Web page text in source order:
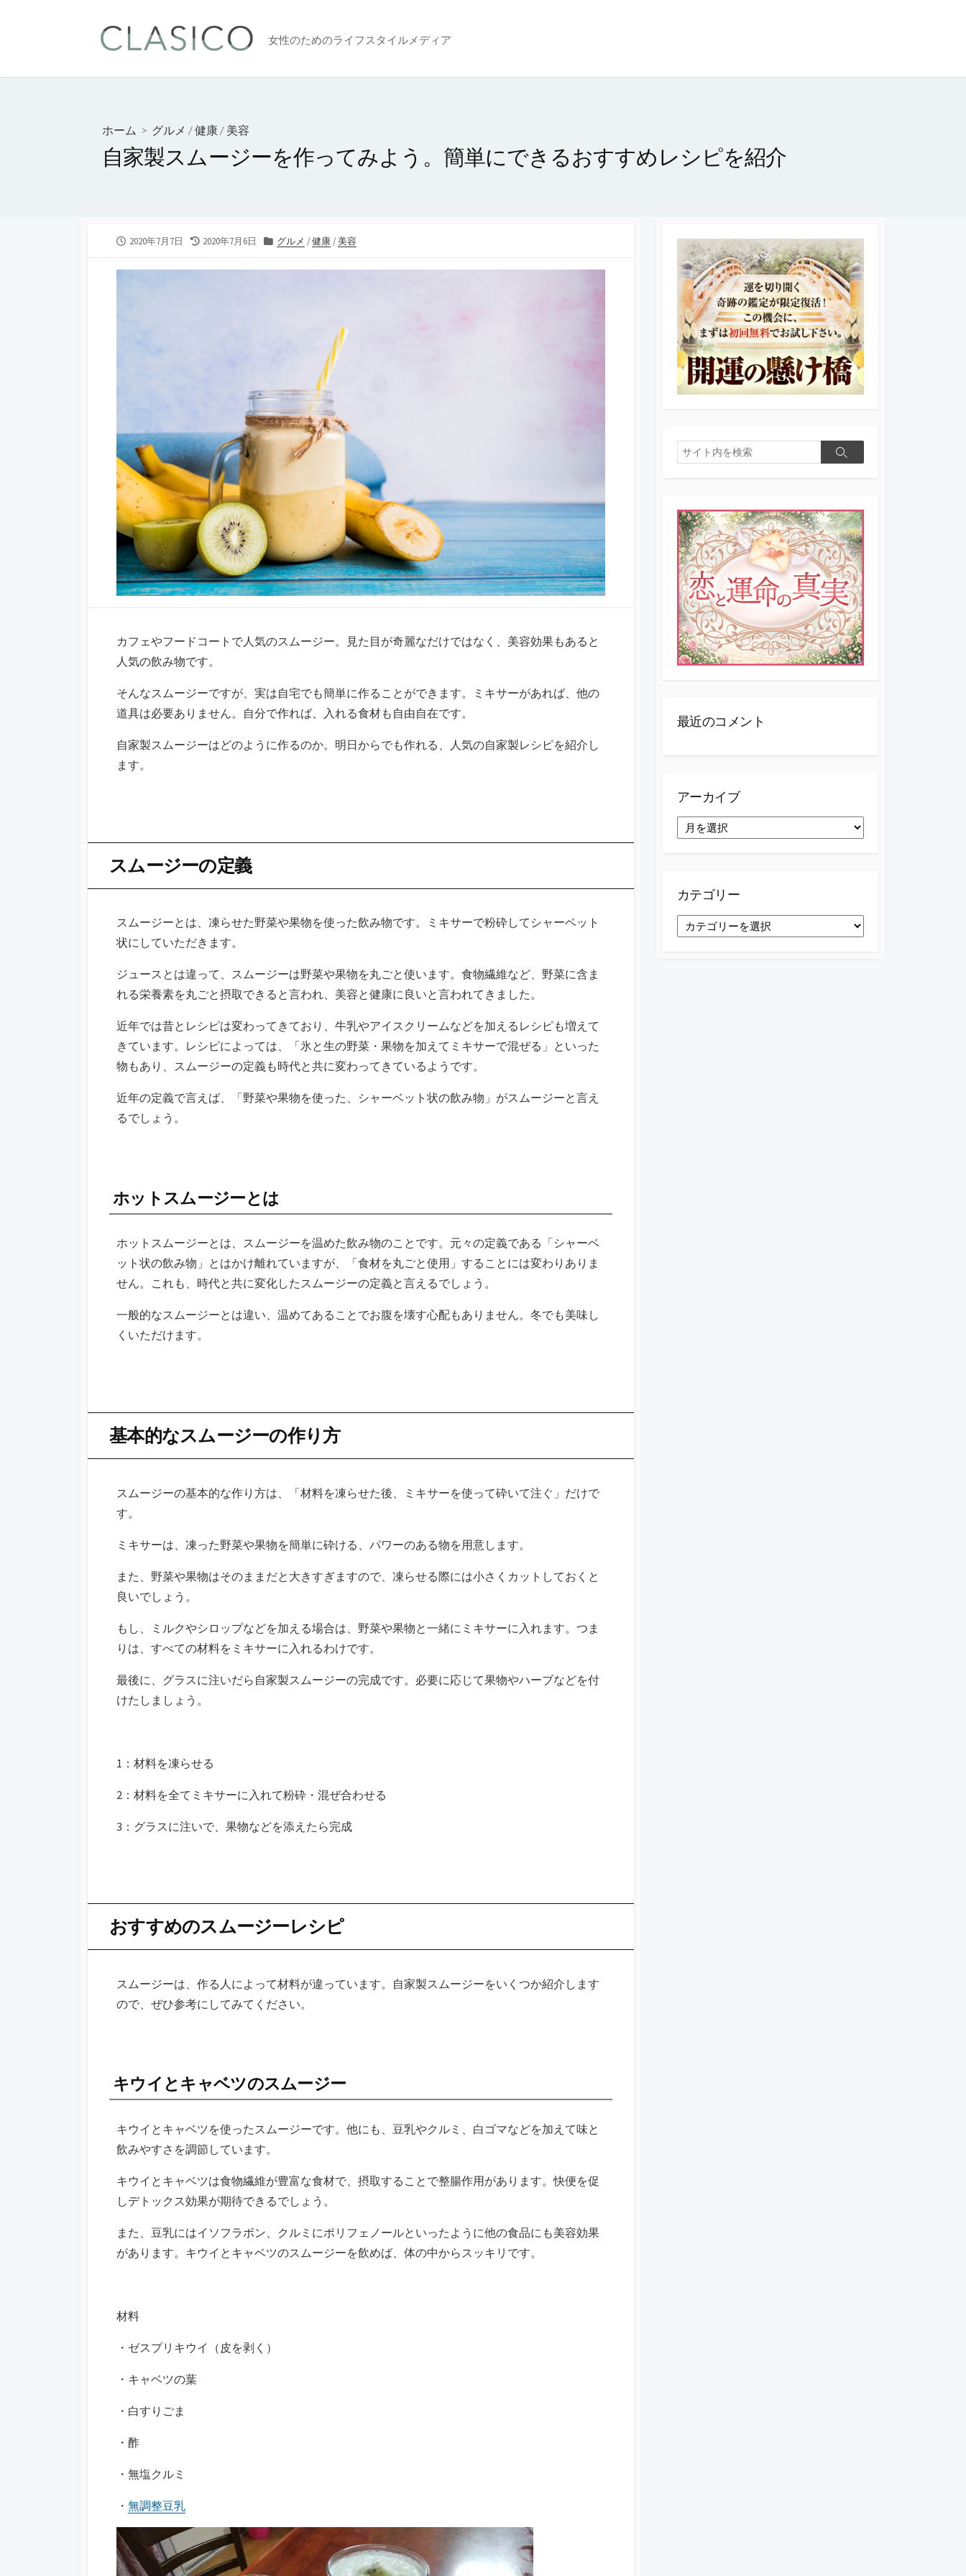
女性のためのライフスタイルメディア
ホーム > グルメ /健康 / 美容
自家製スムージーを作ってみよう。簡単にできるおすすめレシピを紹介
公
日
2020年7月7日
最
更
2020年7月6日
カ
ゴ
グルメ /健康/美容
カフェやフードコートで人気のスムージー。見た目が奇麗なだけではなく、美容効果もあると
人気の飲み物です。
そんなスムージーですが、実は自宅でも簡単に作ることができます。ミキサーがあれば、他の
道具は必要ありません。自分で作れば、入れる食材も自由自在です。
自家製スムージーはどのように作るのか。明日からでも作れる、人気の自家製レシピを紹介し
ます。
スムージーの定義
スムージーとは、凍らせた野菜や果物を使った飲み物です。ミキサーで粉砕してシャーベット
状にしていただきます。
ジュースとは違って、スムージーは野菜や果物を丸ごと使います。食物繊維など、野菜に含ま
れる栄養素を丸ごと摂取できると言われ、美容と健康に良いと言われてきました。
近年では昔とレシピは変わってきており、牛乳やアイスクリームなどを加えるレシピも増えて
きています。レシピによっては、「氷と生の野菜・果物を加えてミキサーで混ぜる」といった
物もあり、スムージーの定義も時代と共に変わってきているようです。
近年の定義で言えば、「野菜や果物を使った、シャーベット状の飲み物」がスムージーと言え
るでしょう。
ホットスムージーとは
ホットスムージーとは、スムージーを温めた飲み物のことです。元々の定義である「シャーベ
ット状の飲み物」とはかけ離れていますが、「食材を丸ごと使用」することには変わりありま
せん。これも、時代と共に変化したスムージーの定義と言えるでしょう。
一般的なスムージーとは違い、温めてあることでお腹を壊す心配もありません。冬でも美味し
くいただけます。
基本的なスムージーの作り方
スムージーの基本的な作り方は、「材料を凍らせた後、ミキサーを使って砕いて注ぐ」だけで
す。
ミキサーは、凍った野菜や果物を簡単に砕ける、パワーのある物を用意します。
また、野菜や果物はそのままだと大きすぎますので、凍らせる際には小さくカットしておくと
良いでしょう。
もし、ミルクやシロップなどを加える場合は、野菜や果物と一緒にミキサーに入れます。つま
りは、すべての材料をミキサーに入れるわけです。
最後に、グラスに注いだら自家製スムージーの完成です。必要に応じて果物やハーブなどを付
けたしましょう。
1：材料を凍らせる
2：材料を全てミキサーに入れて粉砕・混ぜ合わせる
3：グラスに注いで、果物などを添えたら完成
おすすめのスムージーレシピ
スムージーは、作る人によって材料が違っています。自家製スムージーをいくつか紹介します
ので、ぜひ参考にしてみてください。
キウイとキャベツのスムージー
キウイとキャベツを使ったスムージーです。他にも、豆乳やクルミ、白ゴマなどを加えて味と
飲みやすさを調節しています。
キウイとキャベツは食物繊維が豊富な食材で、摂取することで整腸作用があります。快便を促
しデトックス効果が期待できるでしょう。
また、豆乳にはイソフラボン、クルミにポリフェノールといったように他の食品にも美容効果
があります。キウイとキャベツのスムージーを飲めば、体の中からスッキリです。
材料
・ゼスプリキウイ（皮を剥く）
・キャベツの葉
・白すりごま
・酢
・無塩クルミ
・ 無調整豆乳
検
索
検
最近のコメント
アーカイブ
ー
カテゴリー
カ
テ